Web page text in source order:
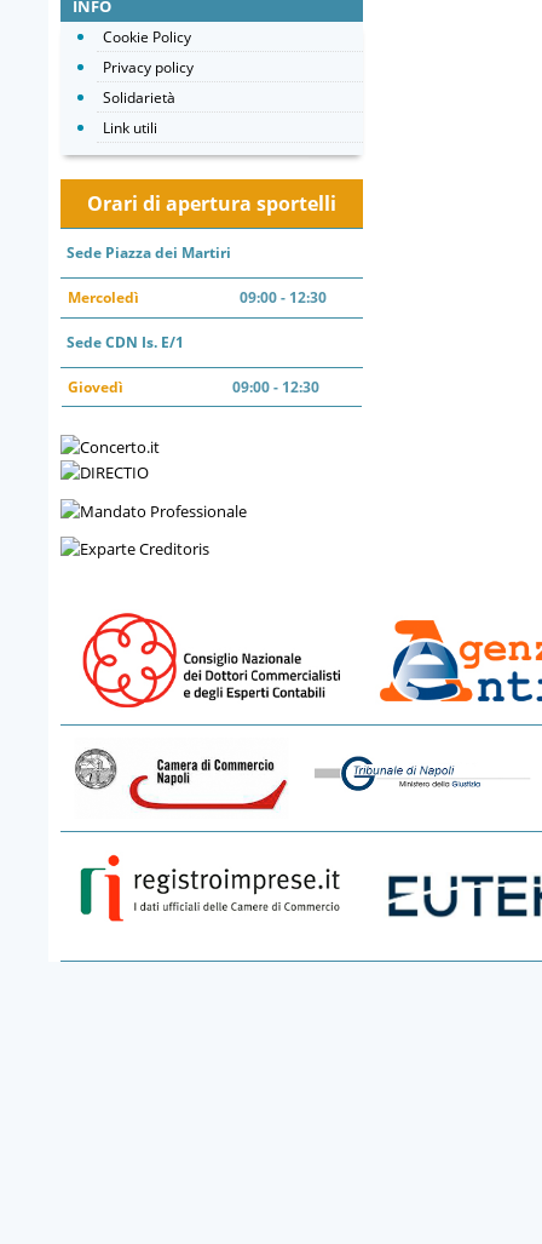
INFO
Cookie Policy
Privacy policy
Solidarietà
Link utili
Orari di apertura sportelli
Sede Piazza dei Martiri
Mercoledì 09:00 - 12:30
Sede CDN Is. E/1
Giovedì 09:00 - 12:30